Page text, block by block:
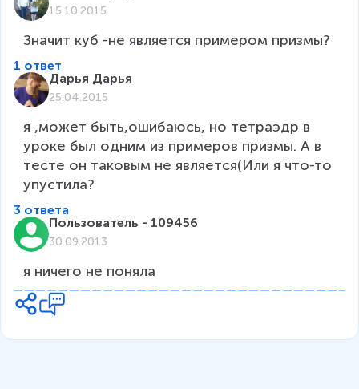
15.10.2015
Значит куб -не является примером призмы?
1 ответ
Дарья Дарья
25.04.2015
я ,может быть,ошибаюсь, но тетраэдр в
уроке был одним из примеров призмы. А в
тесте он таковым не является(Или я что-то
упустила?
3 ответа
Пользователь - 109456
30.09.2013
я ничего не поняла